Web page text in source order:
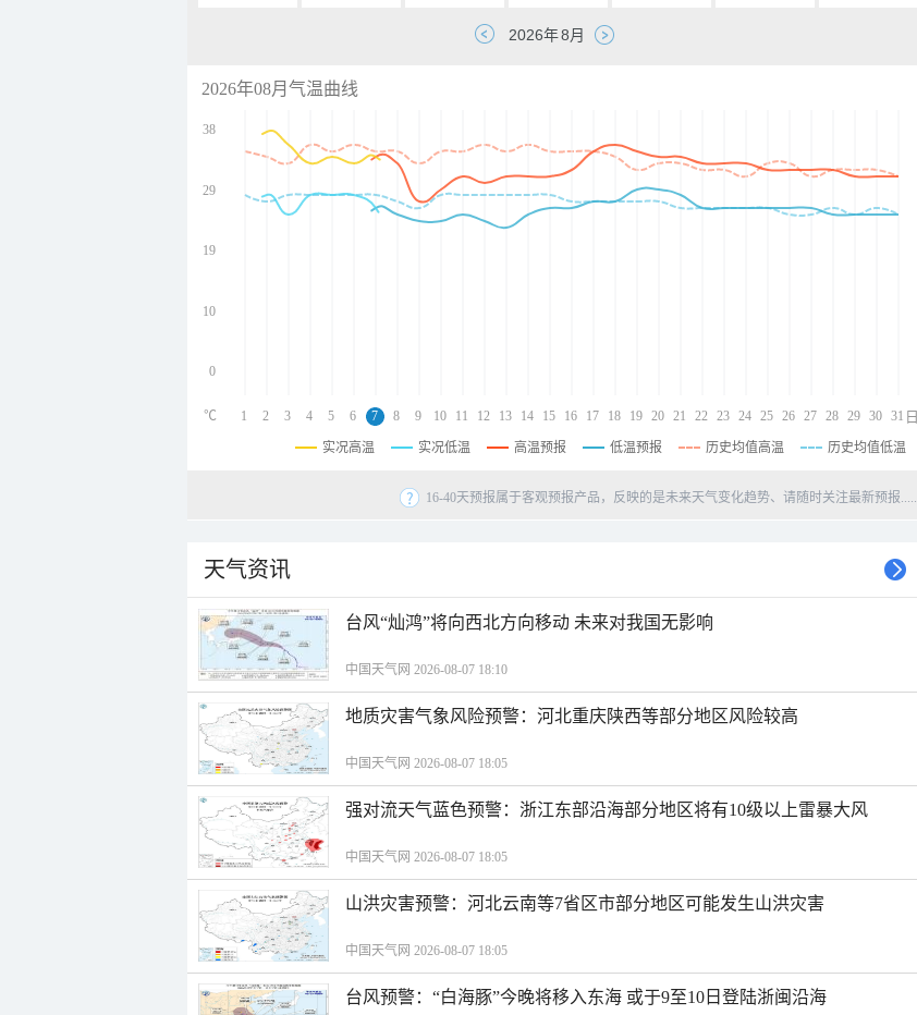
2026年08月气温曲线
38
29
19
10
0
1 2 3 4 5 6 7 8 9 10 11 12 13 14 15 16 17 18 19 20 21 22 23 24 25 26 27 28 29 30 31
℃ 日
实况高温 实况低温 高温预报 低温预报 历史均值高温 历史均值低温
16-40天预报属于客观预报产品，反映的是未来天气变化趋势、请随时关注最新预报.....
天气资讯
台风“灿鸿”将向西北方向移动 未来对我国无影响
中国天气网 2026-08-07 18:10
地质灾害气象风险预警：河北重庆陕西等部分地区风险较高
中国天气网 2026-08-07 18:05
强对流天气蓝色预警：浙江东部沿海部分地区将有10级以上雷暴大风
中国天气网 2026-08-07 18:05
山洪灾害预警：河北云南等7省区市部分地区可能发生山洪灾害
中国天气网 2026-08-07 18:05
台风预警：“白海豚”今晚将移入东海 或于9至10日登陆浙闽沿海